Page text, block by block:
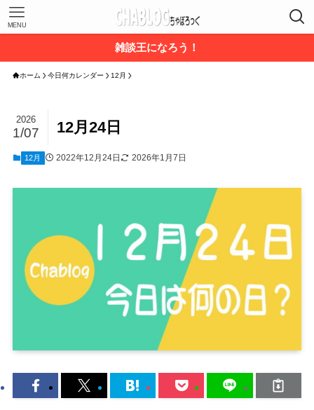
MENU
雑談王になろう！
ホーム 今日何カレンダー 12月
12月24日
2026
1/07
12月 2022年12月24日 2026年1月7日